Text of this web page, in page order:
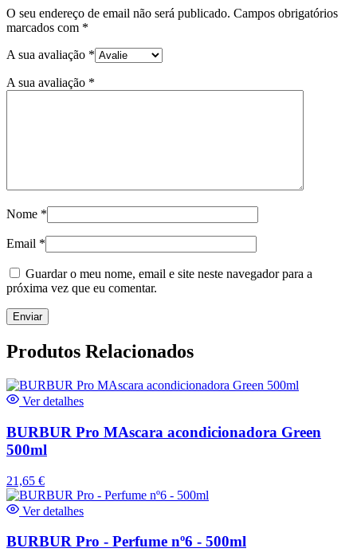
O seu endereço de email não será publicado. Campos obrigatórios
marcados com *
A sua avaliação *
A sua avaliação *
Nome *
Email *
Guardar o meu nome, email e site neste navegador para a
próxima vez que eu comentar.
Produtos Relacionados
Ver detalhes
BURBUR Pro MAscara acondicionadora Green
500ml
21,65 €
Ver detalhes
BURBUR Pro - Perfume nº6 - 500ml